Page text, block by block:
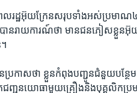
លរដ្ឋអ៊ុយក្រែន​សរុប​ទាំង​អស់​ប្រមាណ​
ាន​រាយការណ៍​ថា មាន​ជន​ភៀស​ខ្លួន
ប្រកាស​ថា ខ្លួន​កំពុងបញ្ជូន​ជំនួយ​បន្ថែ
ក​ជញ្ជូន​យោធាមួយ​គ្រឿង​និង​បុគ្គលិក​ប្